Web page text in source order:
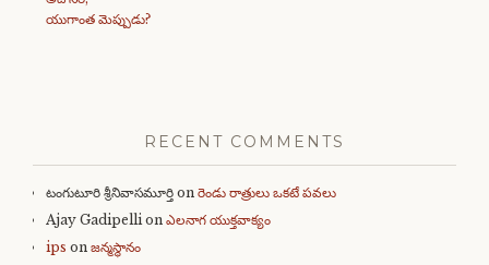
యుగాంత మెప్పుడు?
RECENT COMMENTS
టంగుటూరి శ్రీనివాసమూర్తి on రెండు రాత్రులు ఒకటే పవలు
Ajay Gadipellion ఎలనాగ యుక్తవాక్యం
ips on జన్మస్థానం